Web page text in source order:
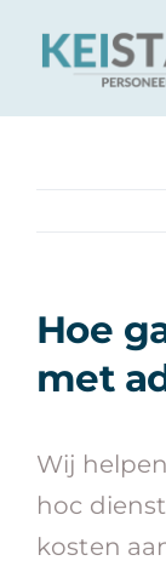
naar
Hoe
met
Wij
hoc
kosten